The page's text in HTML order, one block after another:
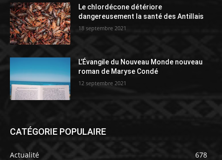
Le chlordécone détériore
dangereusement la santé des Antillais
18 septembre 2021
L’Évangile du Nouveau Monde nouveau
roman de Maryse Condé
12 septembre 2021
CATÉGORIE POPULAIRE
Actualité
678